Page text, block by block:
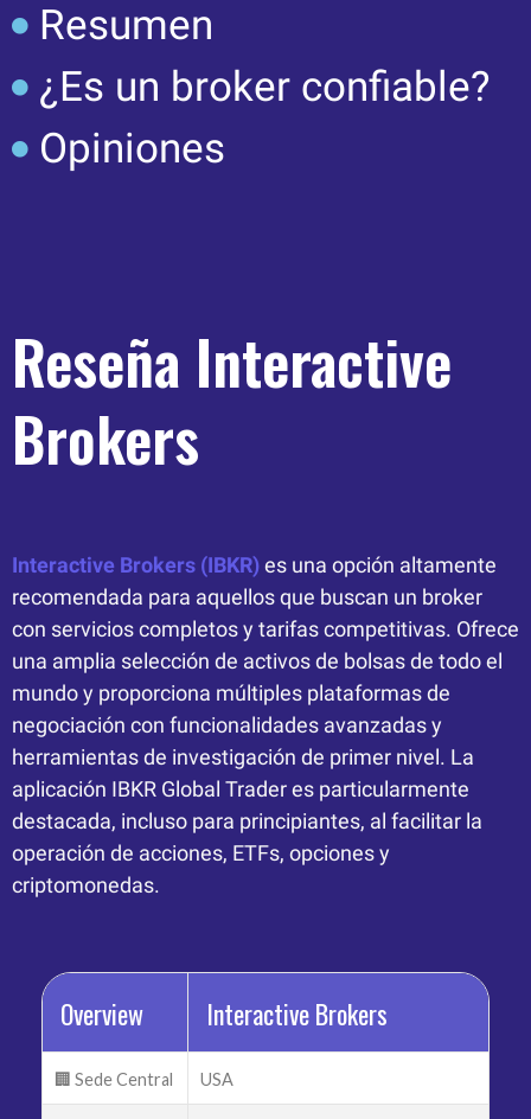
Resumen
¿Es un broker confiable?
Opiniones
Reseña Interactive
Brokers
Interactive Brokers (IBKR)es una opción altamente
recomendada para aquellos que buscan un broker
con servicios completos y tarifas competitivas. Ofrece
una amplia selección de activos de bolsas de todo el
mundo y proporciona múltiples plataformas de
negociación con funcionalidades avanzadas y
herramientas de investigación de primer nivel. La
aplicación IBKR Global Trader es particularmente
destacada, incluso para principiantes, al facilitar la
operación de acciones, ETFs, opciones y
criptomonedas.
Overview Interactive Brokers
🏢 Sede Central USA